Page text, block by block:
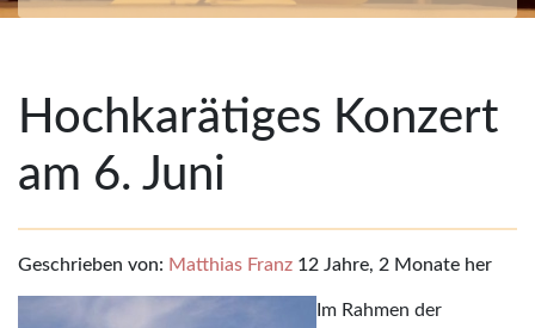
Hochkarätiges Konzert
am 6. Juni
Geschrieben von: Matthias Franz 12 Jahre, 2 Monate her
Im Rahmen der